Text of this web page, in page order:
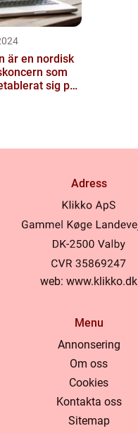
är en nordisk
som
sig på
Adress
web: www.klikko.dk
Menu
Annonsering
Om oss
Cookies
Kontakta oss
Sitemap